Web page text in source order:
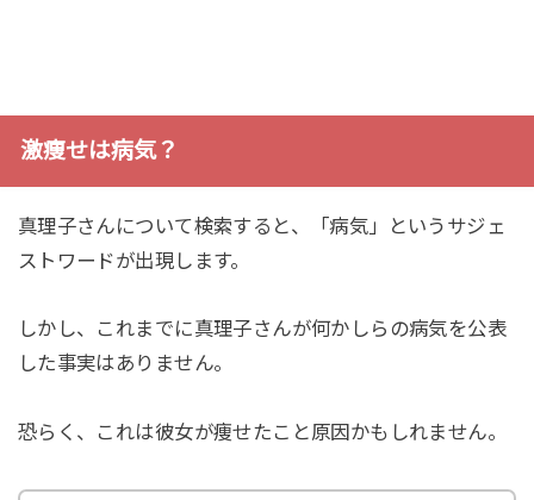
激痩せは病気？
真理子さんについて検索すると、「病気」というサジェ
ストワードが出現します。
しかし、これまでに真理子さんが何かしらの病気を公表
した事実はありません。
恐らく、これは彼女が痩せたこと原因かもしれません。